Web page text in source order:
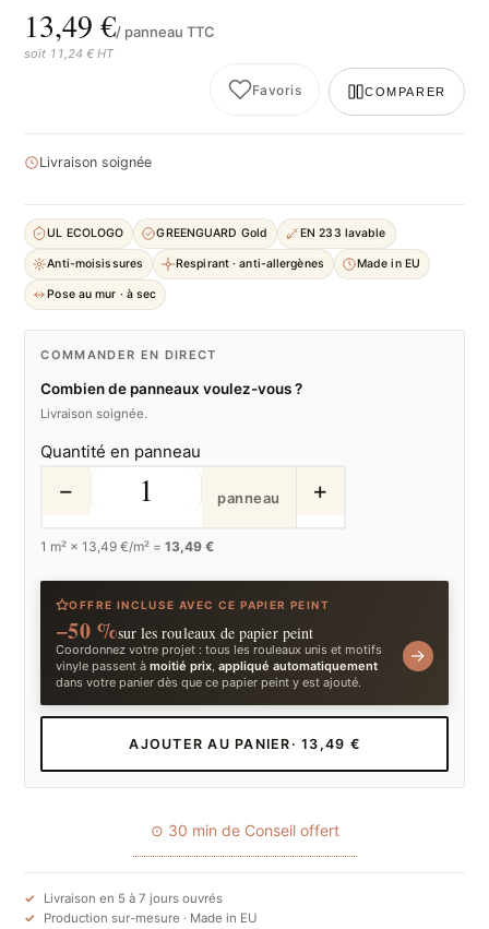
13,49 €/ panneau TTC
soit 11,24 € HT
Favoris COMPARER
Livraison soignée
UL ECOLOGO GREENGUARD Gold EN 233 lavable
Anti-moisissures Respirant · anti-allergènes Made in EU
Pose au mur · à sec
COMMANDER EN DIRECT
Combien de panneaux voulez-vous ?
Livraison soignée.
Quantité en panneau
− panneau +
1 m² ×13,49 €/m² =13,49 €
OFFRE INCLUSE AVEC CE PAPIER PEINT
−50 %sur les rouleaux de papier peint
Coordonnez votre projet : tous les rouleaux unis et motifs
vinyle passent àmoitié prix,appliqué automatiquement
dans votre panier dès que ce papier peint y est ajouté.
→
AJOUTER AU PANIER · 13,49 €
⊙ 30 min de Conseil offert
Livraison en 5 à 7 jours ouvrés
Production sur-mesure · Made in EU